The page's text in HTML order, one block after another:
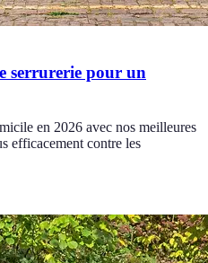
serrurerie pour un
en 2026 avec nos meilleures
efficacement contre les